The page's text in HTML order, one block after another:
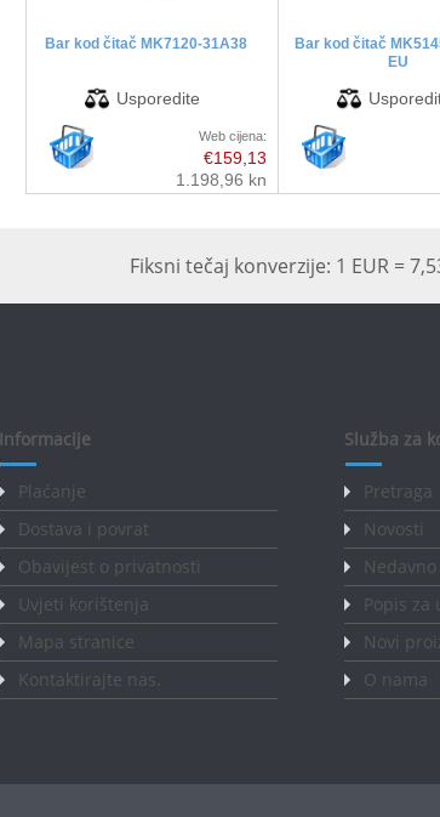
Bar kod čitač MK7120-31A38
Web cijena:
€159,13
1.198,96 kn
Bar kod čitač
EU
Fiksni tečaj konverzije: 1 EUR =
Informacije
Plaćanje
Dostava i povrat
Obavijest o privatnosti
Uvjeti korištenja
Mapa stranice
Kontaktirajte nas.
Služba za
Pretraga
Novosti
Popis za
Novi
O nama